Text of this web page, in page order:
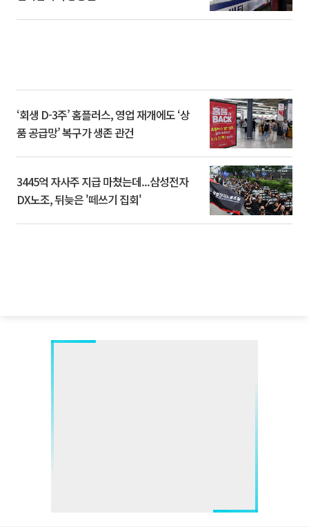
‘회생 D-3주’ 홈플러스, 영업 재개에도 ‘상
품 공급망’ 복구가 생존 관건
3445억 자사주 지급 마쳤는데...삼성전자
DX노조, 뒤늦은 '떼쓰기 집회'